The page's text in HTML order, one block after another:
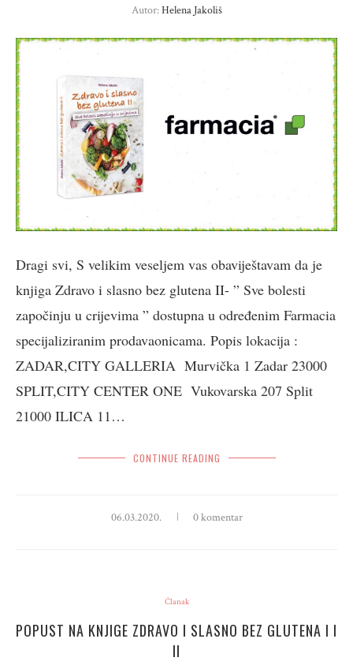
Autor:Helena Jakoliš
Dragi svi, S velikim veseljem vas obaviještavam da je
knjiga Zdravo i slasno bez glutena II- ” Sve bolesti
započinju u crijevima ” dostupna u određenim Farmacia
specijaliziranim prodavaonicama. Popis lokacija :
ZADAR,CITY GALLERIA Murvička 1 Zadar 23000
SPLIT,CITY CENTER ONE Vukovarska 207 Split
21000 ILICA 11…
CONTINUE READING
06.03.2020. 0 komentar
Članak
POPUST NA KNJIGE ZDRAVO I SLASNO BEZ GLUTENA I I
II